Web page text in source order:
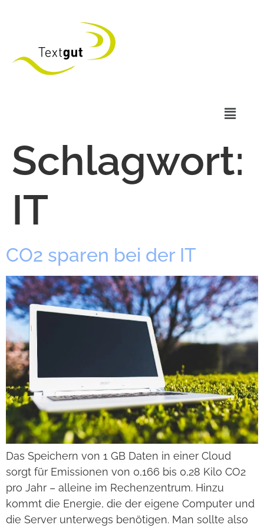
Schlagwort:
IT
CO2 spa­ren bei der IT
Das Spei­chern von 1 GB Daten in einer Cloud
sorgt für Emis­sio­nen von 0,166 bis 0,28 Kilo CO2
pro Jahr – alleine im Rechen­zen­trum. Hinzu
kommt die Ener­gie, die der eigene Com­pu­ter und
die Ser­ver unter­wegs benö­ti­gen. Man sollte also